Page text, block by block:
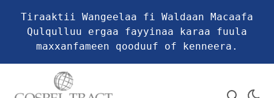
Tiraaktii Wangeelaa fi Waldaan Macaafa
Qulqulluu ergaa fayyinaa karaa fuula
maxxanfameen qooduuf of kenneera.